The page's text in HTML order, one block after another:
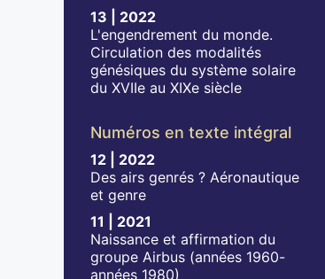
13 | 2022
L'engendrement du monde.
Circulation des modalités
génésiques du système solaire
du XVIIe au XIXe siècle
Numéros en texte intégral
12 | 2022
Des airs genrés ? Aéronautique
et genre
11 | 2021
Naissance et affirmation du
groupe Airbus (années 1960-
années 1980)